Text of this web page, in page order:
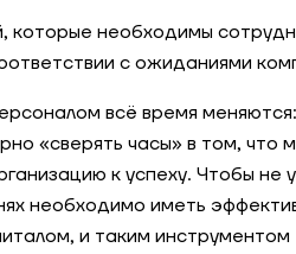
которые необходимы
с ожиданиями
всё время меняются:
«сверять часы» в том, что
к успеху. Чтобы не
необходимо иметь
и таким инструментом